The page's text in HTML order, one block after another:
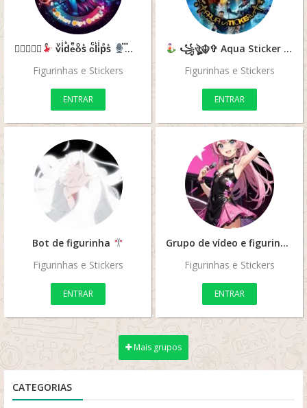
𝆒⵿⃟⃪⃜ vͮiͥdᷘeͤoͦsᷤ cͨlᷞiͥpᷮsᷤ ፝‌♡‌ mͫuᷰsᷤiͥcͨ
⃟⃪⵿⃜𝆓
Figurinhas e Stickers
ENTRAR
꧁ঔৣ☬✞ Aqua Sticker ✞☬ঔৣ꧂
Figurinhas e Stickers
ENTRAR
Bot de figurinha
Figurinhas e Stickers
ENTRAR
Grupo de vídeo e figurinhas
Figurinhas e Stickers
ENTRAR
Mais grupos
CATEGORIAS